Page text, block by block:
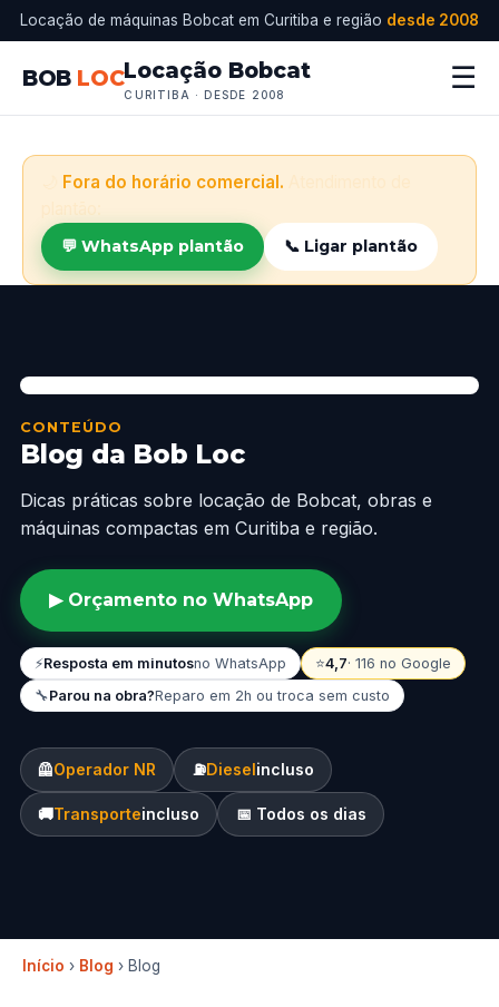
Locação de máquinas Bobcat em Curitiba e região desde 2008
BOB LOCLocação Bobcat
CURITIBA · DESDE 2008 ☰
Fora do horário comercial.
💬 WhatsApp plantão 📞 Ligar plantão
CONTEÚDO
Blog da Bob Loc
Dicas práticas sobre locação de Bobcat, obras e
máquinas compactas em Curitiba e região.
▶ Orçamento no WhatsApp
⚡Resposta em minutosno WhatsApp ⭐4,7· 116 no Google
🔧Parou na obra?Reparo em 2h ou troca sem custo
🦺Operador NR ⛽Dieselincluso
🚚Transporteincluso 📅 Todos os dias
Início › Blog › Blog